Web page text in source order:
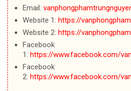
Email:
Website 1: https://
Website 2: https://
Facebook
1: https://www.facebook.com/
Facebook
2: https://www.facebook.com/